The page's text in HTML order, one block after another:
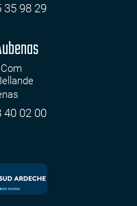
35 98 29
40 02 00